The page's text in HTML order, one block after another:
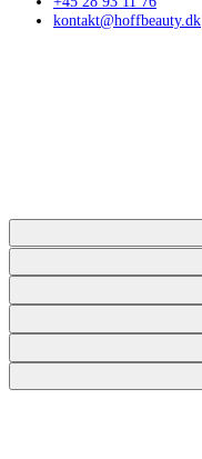
kontakt@hoffbeauty.dk